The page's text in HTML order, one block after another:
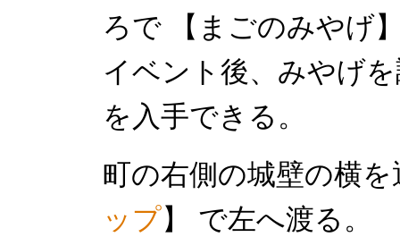
ろで 【まごのみやげ
イベント後、みやげ
を入手できる。
町の右側の城壁の横
ップ】 で左へ渡る。